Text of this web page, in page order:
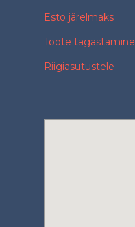
Esto järelmaks
Toote tagastamine
Riigiasutustele